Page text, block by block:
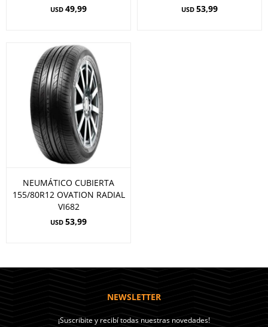
USD 49,99 USD 53,99
NEUMÁTICO CUBIERTA
155/80R12 OVATION RADIAL
VI682
USD 53,99
NEWSLETTER
¡Suscribite y recibí todas nuestras novedades!